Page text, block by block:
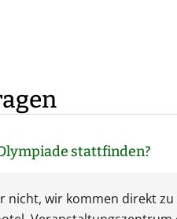
stattfinden?
nicht, wir kommen direkt